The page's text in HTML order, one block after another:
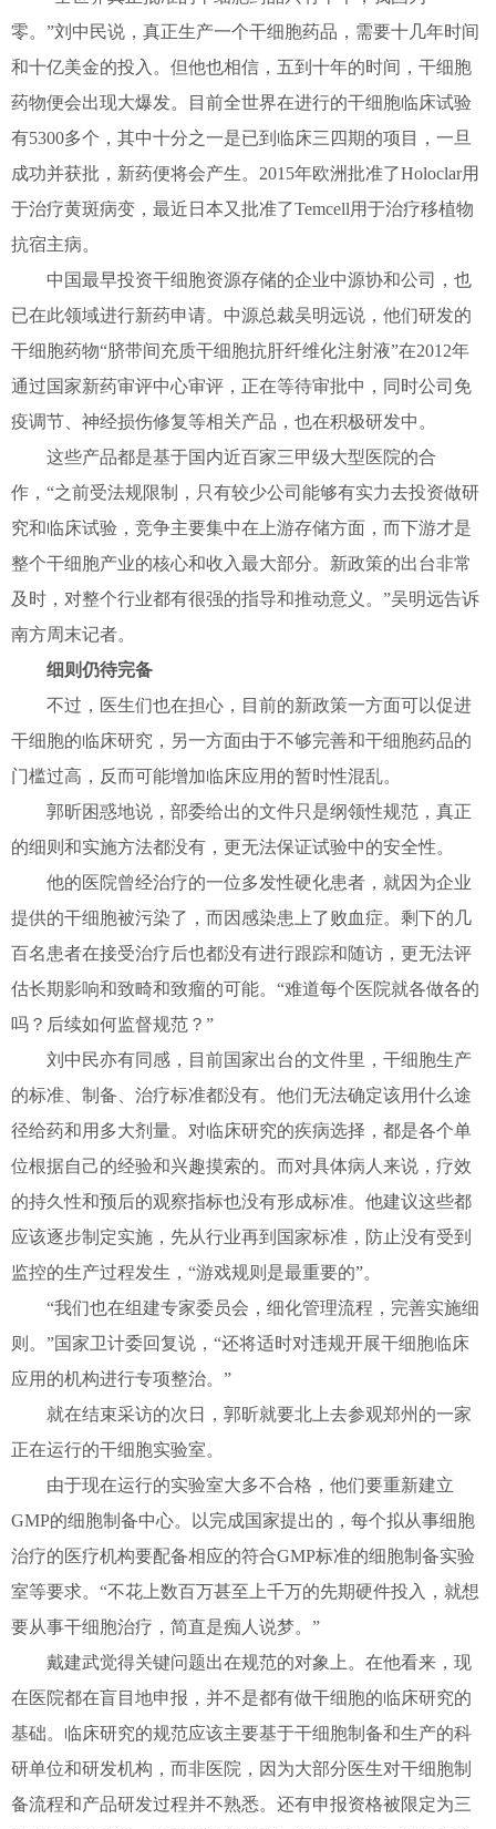
零。”刘中民说，真正生产一个干细胞药品，需要十几年时间
和十亿美金的投入。但他也相信，五到十年的时间，干细胞
药物便会出现大爆发。目前全世界在进行的干细胞临床试验
有5300多个，其中十分之一是已到临床三四期的项目，一旦
成功并获批，新药便将会产生。2015年欧洲批准了Holoclar用
于治疗黄斑病变，最近日本又批准了Temcell用于治疗移植物
抗宿主病。
中国最早投资干细胞资源存储的企业中源协和公司，也
已在此领域进行新药申请。中源总裁吴明远说，他们研发的
干细胞药物“脐带间充质干细胞抗肝纤维化注射液”在2012年
通过国家新药审评中心审评，正在等待审批中，同时公司免
疫调节、神经损伤修复等相关产品，也在积极研发中。
这些产品都是基于国内近百家三甲级大型医院的合
作，“之前受法规限制，只有较少公司能够有实力去投资做研
究和临床试验，竞争主要集中在上游存储方面，而下游才是
整个干细胞产业的核心和收入最大部分。新政策的出台非常
及时，对整个行业都有很强的指导和推动意义。”吴明远告诉
南方周末记者。
细则仍待完备
不过，医生们也在担心，目前的新政策一方面可以促进
干细胞的临床研究，另一方面由于不够完善和干细胞药品的
门槛过高，反而可能增加临床应用的暂时性混乱。
郭昕困惑地说，部委给出的文件只是纲领性规范，真正
的细则和实施方法都没有，更无法保证试验中的安全性。
他的医院曾经治疗的一位多发性硬化患者，就因为企业
提供的干细胞被污染了，而因感染患上了败血症。剩下的几
百名患者在接受治疗后也都没有进行跟踪和随访，更无法评
估长期影响和致畸和致瘤的可能。“难道每个医院就各做各的
吗？后续如何监督规范？”
刘中民亦有同感，目前国家出台的文件里，干细胞生产
的标准、制备、治疗标准都没有。他们无法确定该用什么途
径给药和用多大剂量。对临床研究的疾病选择，都是各个单
位根据自己的经验和兴趣摸索的。而对具体病人来说，疗效
的持久性和预后的观察指标也没有形成标准。他建议这些都
应该逐步制定实施，先从行业再到国家标准，防止没有受到
监控的生产过程发生，“游戏规则是最重要的”。
“我们也在组建专家委员会，细化管理流程，完善实施细
则。”国家卫计委回复说，“还将适时对违规开展干细胞临床
应用的机构进行专项整治。”
就在结束采访的次日，郭昕就要北上去参观郑州的一家
正在运行的干细胞实验室。
由于现在运行的实验室大多不合格，他们要重新建立
GMP的细胞制备中心。以完成国家提出的，每个拟从事细胞
治疗的医疗机构要配备相应的符合GMP标准的细胞制备实验
室等要求。“不花上数百万甚至上千万的先期硬件投入，就想
要从事干细胞治疗，简直是痴人说梦。”
戴建武觉得关键问题出在规范的对象上。在他看来，现
在医院都在盲目地申报，并不是都有做干细胞的临床研究的
基础。临床研究的规范应该主要基于干细胞制备和生产的科
研单位和研发机构，而非医院，因为大部分医生对干细胞制
备流程和产品研发过程并不熟悉。还有申报资格被限定为三